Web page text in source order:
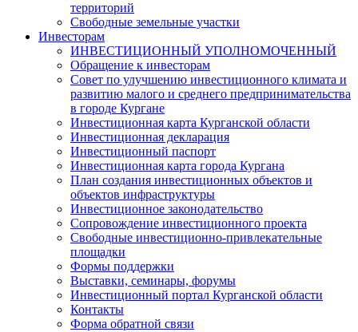
территорий
Свободные земельные участки
Инвесторам
ИНВЕСТИЦИОННЫЙ УПОЛНОМОЧЕННЫЙ
Обращение к инвесторам
Совет по улучшению инвестиционного климата и
развитию малого и среднего предпринимательства
в городе Кургане
Инвестиционная карта Курганской области
Инвестиционная декларация
Инвестиционный паспорт
Инвестиционная карта города Кургана
План создания инвестиционных объектов и
объектов инфраструктуры
Инвестиционное законодательство
Сопровождение инвестиционного проекта
Свободные инвестиционно-привлекательные
площадки
Формы поддержки
Выставки, семинары, форумы
Инвестиционный портал Курганской области
Контакты
Форма обратной связи